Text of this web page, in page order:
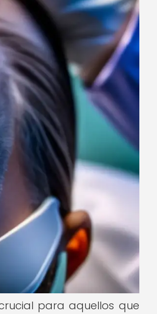
para aquellos que